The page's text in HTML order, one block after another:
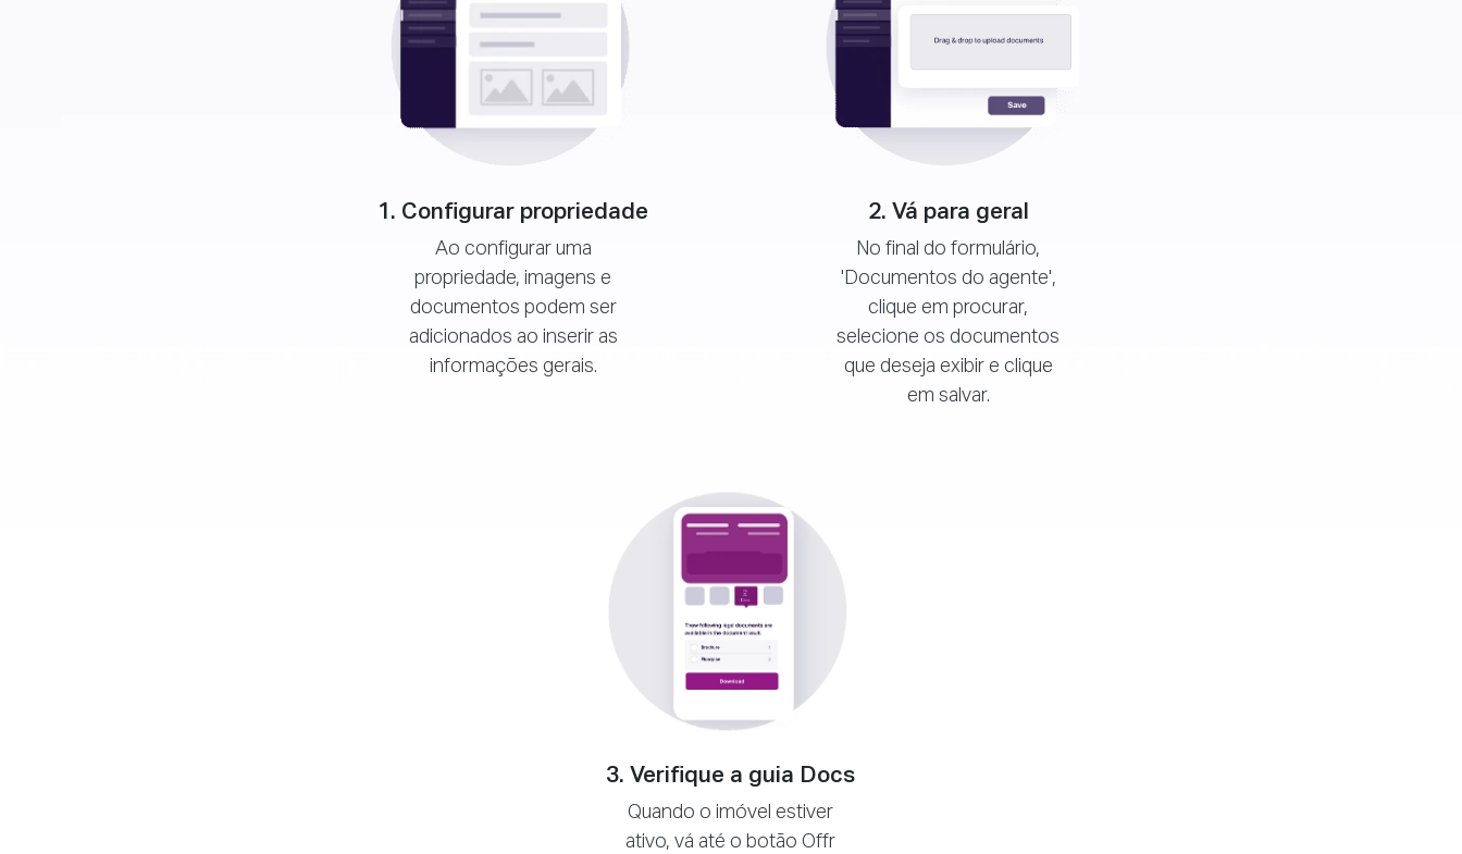
1. Configurar propriedade
Ao configurar uma
propriedade, imagens e
documentos podem ser
adicionados ao inserir as
informações gerais.
2. Vá para geral
No final do formulário,
'Documentos do agente',
clique em procurar,
selecione os documentos
que deseja exibir e clique
em salvar.
3. Verifique a guia Docs
Quando o imóvel estiver
ativo, vá até o botão Offr